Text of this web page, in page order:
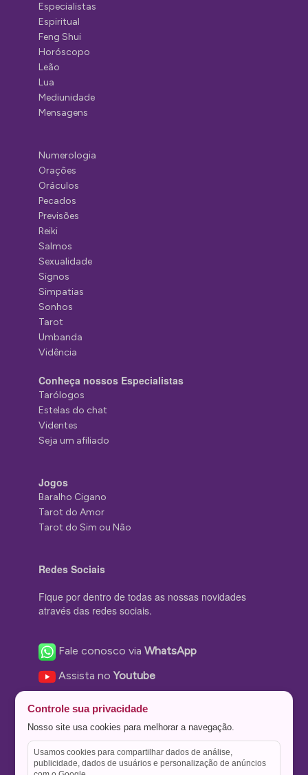
Especialistas
Espiritual
Feng Shui
Horóscopo
Leão
Lua
Mediunidade
Mensagens
Numerologia
Orações
Oráculos
Pecados
Previsões
Reiki
Salmos
Sexualidade
Signos
Simpatias
Sonhos
Tarot
Umbanda
Vidência
Conheça nossos Especialistas
Tarólogos
Estelas do chat
Videntes
Seja um afiliado
Jogos
Baralho Cigano
Tarot do Amor
Tarot do Sim ou Não
Redes Sociais
Fique por dentro de todas as nossas novidades
através das redes sociais.
Fale conosco viaWhatsApp
Assista noYoutube
Nos siga no Instagram
Nos siga noTwitter
Controle sua privacidade
Nosso site usa cookies para melhorar a navegação.
Usamos cookies para compartilhar dados de análise,
publicidade, dados de usuários e personalização de anúncios